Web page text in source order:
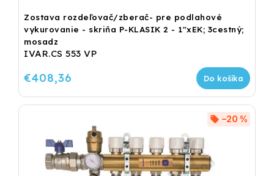
Zostava rozdeľovač/zberač- pre podlahové
vykurovanie - skriňa P-KLASIK 2 - 1"xEK; 3cestný;
mosadz
IVAR.CS 553 VP
€408,36 Do košíka
–20 %